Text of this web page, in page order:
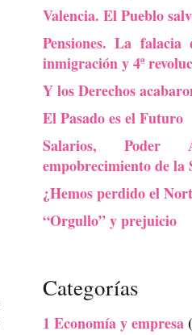
Valencia. El Pueblo
Pensiones. La
inmigración y 4ª
Y los Derechos
El Pasado es el Futuro
Salarios, Poder
empobrecimiento de la
¿Hemos perdido el
“Orgullo” y prejuicio
Categorías
1 Economía y empresa